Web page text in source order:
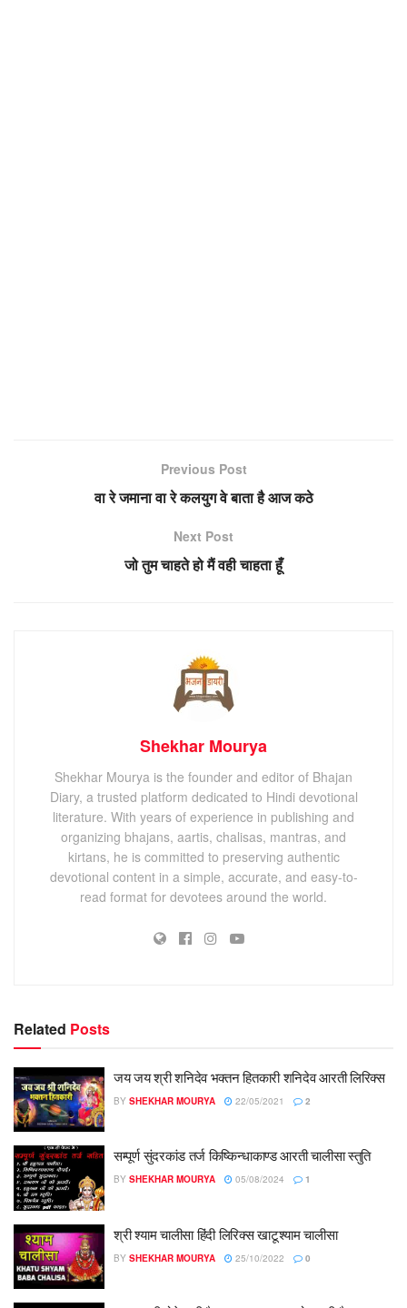
Previous Post
वा रे जमाना वा रे कलयुग वे बाता है आज कठे
Next Post
जो तुम चाहते हो मैं वही चाहता हूँ
Shekhar Mourya
Shekhar Mourya is the founder and editor of Bhajan
Diary, a trusted platform dedicated to Hindi devotional
literature. With years of experience in publishing and
organizing bhajans, aartis, chalisas, mantras, and
kirtans, he is committed to preserving authentic
devotional content in a simple, accurate, and easy-to-
read format for devotees around the world.
Related Posts
जय जय श्री शनिदेव भक्तन हितकारी शनिदेव आरती लिरिक्स
BY SHEKHAR MOURYA 22/05/2021 2
सम्पूर्ण सुंदरकांड तर्ज किष्किन्धाकाण्ड आरती चालीसा स्तुति
BY SHEKHAR MOURYA 05/08/2024 1
श्री श्याम चालीसा हिंदी लिरिक्स खाटूश्याम चालीसा
BY SHEKHAR MOURYA 25/10/2022 0